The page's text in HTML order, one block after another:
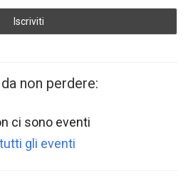
non perdere:
ci sono eventi
tutti gli eventi